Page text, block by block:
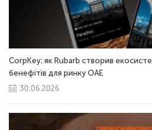
CorpKey: як Rubarb створив
бенефітів для ринку ОАЕ
30.06.2026